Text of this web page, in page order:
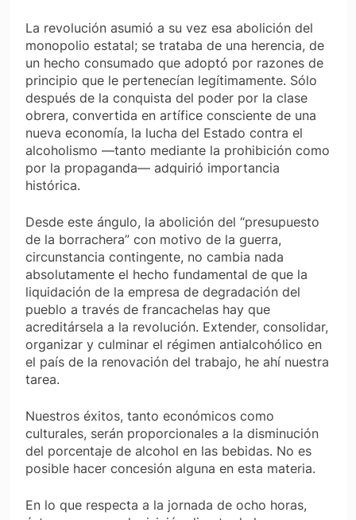
La revolución asumió a su vez esa abolición del
monopolio estatal; se trataba de una herencia, de
un hecho consumado que adoptó por razones de
principio que le pertenecían legítimamente. Sólo
después de la conquista del poder por la clase
obrera, convertida en artífice consciente de una
nueva economía, la lucha del Estado contra el
alcoholismo —tanto mediante la prohibición como
por la propaganda— adquirió importancia
histórica.
Desde este ángulo, la abolición del “presupuesto
de la borrachera” con motivo de la guerra,
circunstancia contingente, no cambia nada
absolutamente el hecho fundamental de que la
liquidación de la empresa de degradación del
pueblo a través de francachelas hay que
acreditársela a la revolución. Extender, consolidar,
organizar y culminar el régimen antialcohólico en
el país de la renovación del trabajo, he ahí nuestra
tarea.
Nuestros éxitos, tanto económicos como
culturales, serán proporcionales a la disminución
del porcentaje de alcohol en las bebidas. No es
posible hacer concesión alguna en esta materia.
En lo que respecta a la jornada de ocho horas,